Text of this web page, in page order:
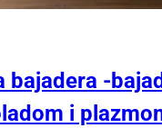
bajadera -
i